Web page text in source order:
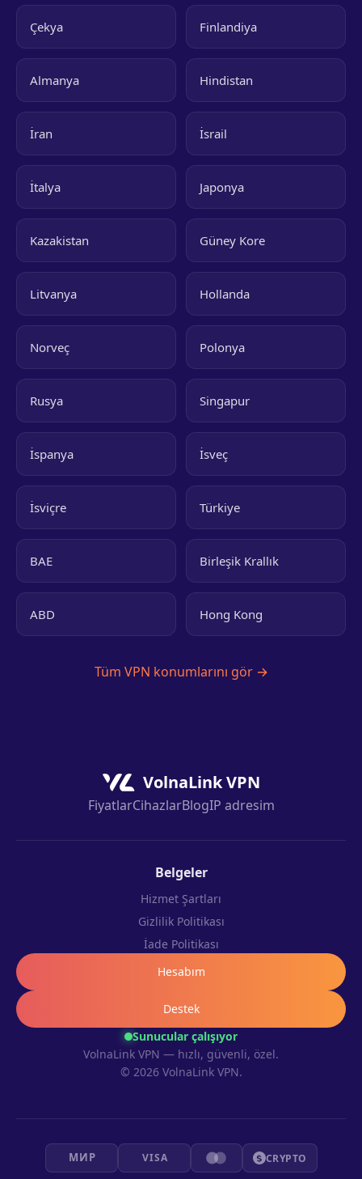
Çekya Finlandiya
Almanya Hindistan
İran İsrail
İtalya Japonya
Kazakistan Güney Kore
Litvanya Hollanda
Norveç Polonya
Rusya Singapur
İspanya İsveç
İsviçre Türkiye
BAE Birleşik Krallık
ABD Hong Kong
Tüm VPN konumlarını gör →
VolnaLink VPN
FiyatlarCihazlarBlogIP adresim
Sunucular çalışıyor
VolnaLink VPN — hızlı, güvenli, özel.
© 2026 VolnaLink VPN.
Belgeler
Hizmet Şartları
Gizlilik Politikası
İade Politikası
Hesabım
Destek
МИР VISA CRYPTO